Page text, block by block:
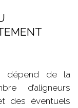
dépend de la
d’aligneurs
des éventuels